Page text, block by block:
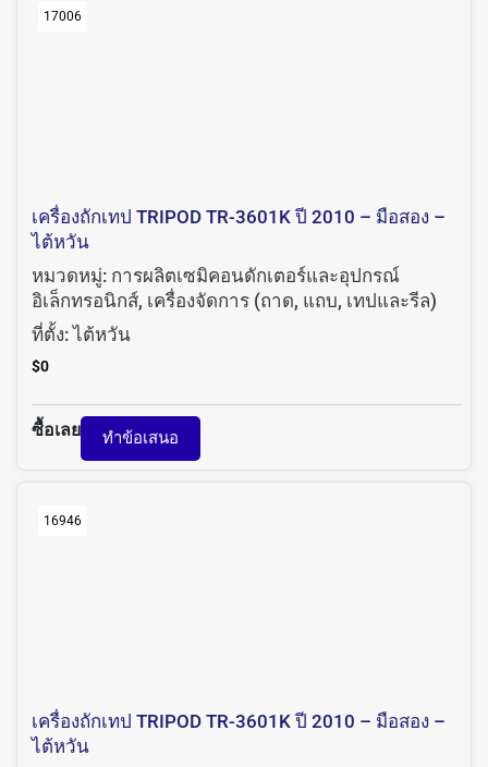
17006
เครื่องถักเทป TRIPOD TR-3601K ปี 2010 – มือสอง –
ไต้หวัน
หมวดหมู่: การผลิตเซมิคอนดักเตอร์และอุปกรณ์
อิเล็กทรอนิกส์, เครื่องจัดการ (ถาด, แถบ, เทปและรีล)
ที่ตั้ง:ไต้หวัน
$0
ซื้อเลย ทำข้อเสนอ
16946
เครื่องถักเทป TRIPOD TR-3601K ปี 2010 – มือสอง –
ไต้หวัน